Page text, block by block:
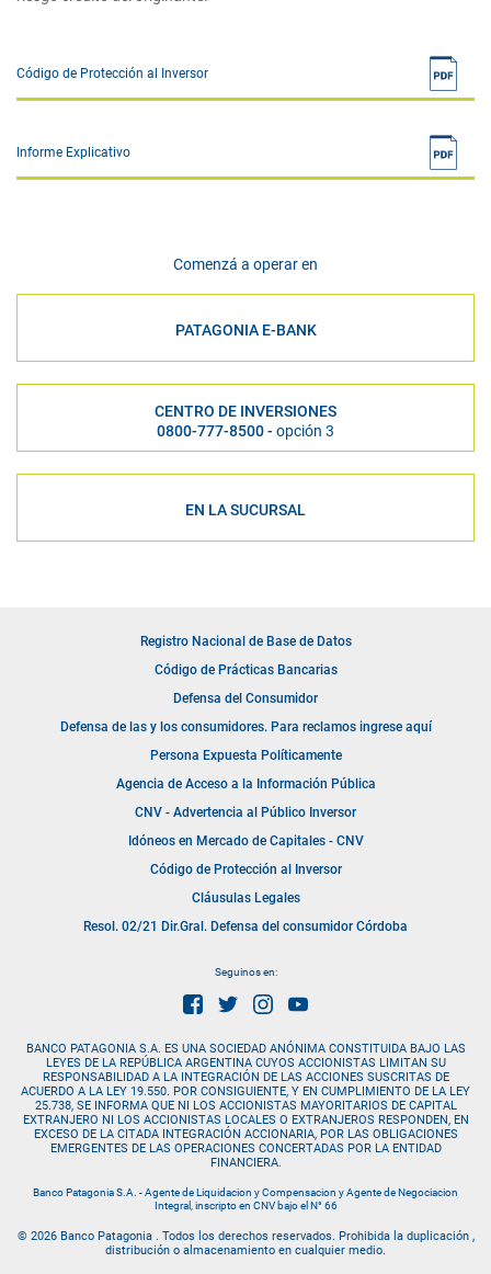
Código de Protección al Inversor
Informe Explicativo
Comenzá a operar en
PATAGONIA E-BANK
CENTRO DE INVERSIONES
0800-777-8500 - opción 3
EN LA SUCURSAL
Registro Nacional de Base de Datos
Código de Prácticas Bancarias
Defensa del Consumidor
Defensa de las y los consumidores. Para reclamos ingrese aquí
Persona Expuesta Políticamente
Agencia de Acceso a la Información Pública
CNV - Advertencia al Público Inversor
Idóneos en Mercado de Capitales - CNV
Código de Protección al Inversor
Cláusulas Legales
Resol. 02/21 Dir.Gral. Defensa del consumidor Córdoba
Seguinos en:
BANCO PATAGONIA S.A. ES UNA SOCIEDAD ANÓNIMA CONSTITUIDA BAJO LAS
LEYES DE LA REPÚBLICA ARGENTINA CUYOS ACCIONISTAS LIMITAN SU
RESPONSABILIDAD A LA INTEGRACIÓN DE LAS ACCIONES SUSCRITAS DE
ACUERDO A LA LEY 19.550. POR CONSIGUIENTE, Y EN CUMPLIMIENTO DE LA LEY
25.738, SE INFORMA QUE NI LOS ACCIONISTAS MAYORITARIOS DE CAPITAL
EXTRANJERO NI LOS ACCIONISTAS LOCALES O EXTRANJEROS RESPONDEN, EN
EXCESO DE LA CITADA INTEGRACIÓN ACCIONARIA, POR LAS OBLIGACIONES
EMERGENTES DE LAS OPERACIONES CONCERTADAS POR LA ENTIDAD
FINANCIERA.
Banco Patagonia S.A. - Agente de Liquidacion y Compensacion y Agente de Negociacion
Integral, inscripto en CNV bajo el N° 66
© 2026 Banco Patagonia . Todos los derechos reservados. Prohibida la duplicación ,
distribución o almacenamiento en cualquier medio.